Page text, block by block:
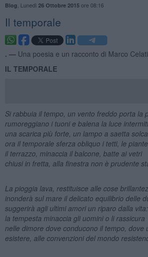
Blog Lunedì 26 Ottobre 2015ore 08:16
Il temporale
. — Una poesia e un racconto di Marco Celati
IL TEMPORALE
Si rabbuia il tempo, un vento freddo porta la
rumoreggiano i tuoni e balena la luce
una scarica più forte, un lampo a saetta
ora il temporale sferza obliquo i tetti, le piante,
il terrazzo, minaccia il balcone, batte ai vetri
chiusi in fretta, alla finestra non è prudente
La pioggia lava, restituisce alle cose
inonderà sul mare il delicato equilibrio delle
suggerirà agli ultimi amori un riparo dalla vita:
la tempesta minaccia gli uomini o li rassicura
nelle dimore dove conducono il tempo, dove
esistere, alle convenzioni del mondo